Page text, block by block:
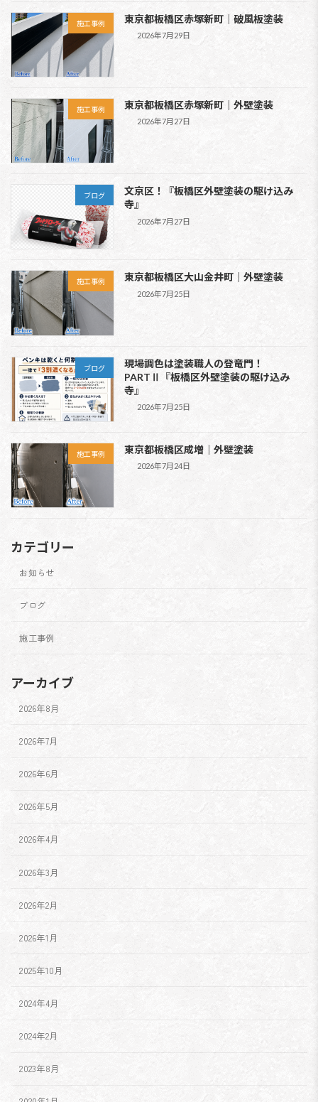
施工事例 東京都板橋区赤塚新町｜破風板塗装
2026年7月29日
施工事例 東京都板橋区赤塚新町｜外壁塗装
2026年7月27日
ブログ
文京区！『板橋区外壁塗装の駆け込み
寺』
2026年7月27日
施工事例 東京都板橋区大山金井町｜外壁塗装
2026年7月25日
ブログ
現場調色は塗装職人の登竜門！
PARTⅡ『板橋区外壁塗装の駆け込み
寺』
2026年7月25日
施工事例 東京都板橋区成増｜外壁塗装
2026年7月24日
カテゴリー
お知らせ
ブログ
施工事例
アーカイブ
2026年8月
2026年7月
2026年6月
2026年5月
2026年4月
2026年3月
2026年2月
2026年1月
2025年10月
2024年4月
2024年2月
2023年8月